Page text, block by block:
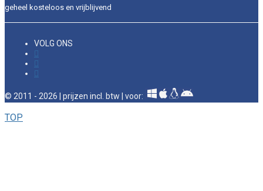
geheel kosteloos en vrijblijvend
VOLG ONS
© 2011 - 2026 | prijzen incl. btw | voor:
TOP